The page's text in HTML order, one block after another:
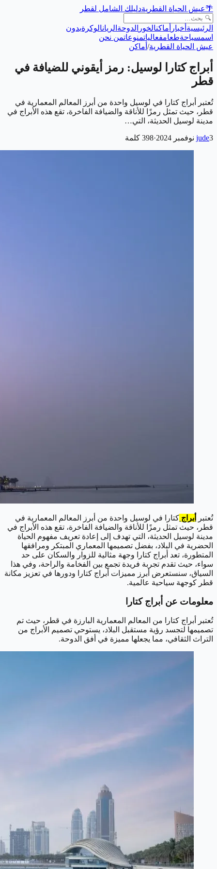
🌴عيش الحياة القطريةدليلك الشامل لقطر
الرئيسية أخبار أماكنالخور الدوحة الريانالوكرةبدون
اسمسياحةطعامفعالياتمنوعاتمن نحن
عيش الحياة القطرية/ أماكن
أبراج كتارا لوسيل: رمز أيقوني للضيافة في
قطر
تُعتبر أبراج كتارا في لوسيل واحدة من أبرز المعالم المعمارية في
قطر، حيث تمثل رمزًا للأناقة والضيافة الفاخرة، تقع هذه الأبراج في
مدينة لوسيل الحديثة، التي…
jude3 نوفمبر 2024 ·
398 كلمة
تُعتبر أبراج كتارا في لوسيل واحدة من أبرز المعالم المعمارية في
قطر، حيث تمثل رمزًا للأناقة والضيافة الفاخرة، تقع هذه الأبراج في
مدينة لوسيل الحديثة، التي تهدف إلى إعادة تعريف مفهوم الحياة
الحضرية في البلاد، بفضل تصميمها المعماري المبتكر ومرافقها
المتطورة، تعد أبراج كتارا وجهة مثالية للزوار والسكان على حد
سواء، حيث تقدم تجربة فريدة تجمع بين الفخامة والراحة، وفي هذا
السياق، سنستعرض أبرز مميزات أبراج كتارا ودورها في تعزيز مكانة
قطر كوجهة سياحية عالمية.
معلومات عن أبراج كتارا
تُعتبر أبراج كتارا من المعالم المعمارية البارزة في قطر، حيث تم
تصميمها لتجسد رؤية مستقبل البلاد، يستوحي تصميم الأبراج من
التراث الثقافي، مما يجعلها مميزة في أفق الدوحة.